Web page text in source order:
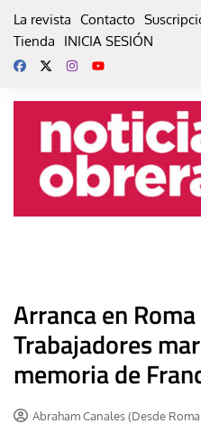
La revista Contacto
Tienda
INICIA SESIÓN
Arranca en
Trabajadores
memoria de
Abraham Canales (Desde